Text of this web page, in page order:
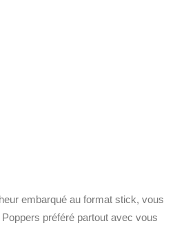
embarqué au format stick, vous
préféré partout avec vous